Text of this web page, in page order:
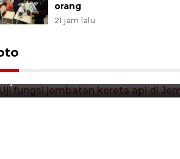
orang
21 jam lalu
Uji fungsi jembatan kereta api
di Jember